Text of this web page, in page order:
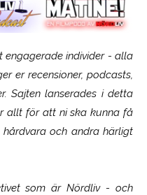
individer - alla
er recensioner, podcasts,
Sajten lanserades i detta
allt för att ni ska kunna få
och andra härligt
som ärNördliv- och